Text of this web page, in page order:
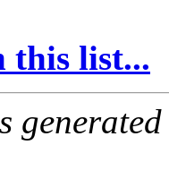
this list...